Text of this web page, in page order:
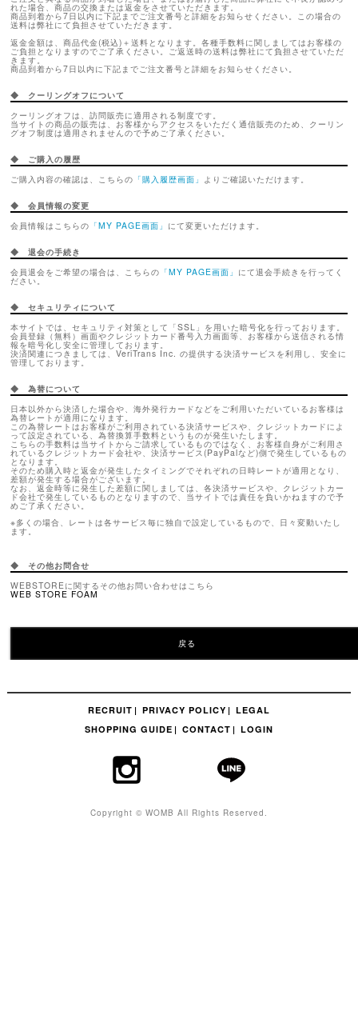
れた場合、商品の交換または返金をさせていただきます。
商品到着から7日以内に下記までご注文番号と詳細をお知らせください。この場合の
送料は弊社にて負担させていただきます。
返金金額は、商品代金(税込)＋送料となります。各種手数料に関しましてはお客様の
ご負担となりますのでご了承ください。ご返送時の送料は弊社にて負担させていただ
きます。
商品到着から7日以内に下記までご注文番号と詳細をお知らせください。
◆ クーリングオフについて
クーリングオフは、訪問販売に適用される制度です。
当サイトの商品の販売は、お客様からアクセスをいただく通信販売のため、クーリン
グオフ制度は適用されませんので予めご了承ください。
◆ ご購入の履歴
ご購入内容の確認は、こちらの 「購入履歴画面」 よりご確認いただけます。
◆ 会員情報の変更
会員情報はこちらの 「MY PAGE画面」 にて変更いただけます。
◆ 退会の手続き
会員退会をご希望の場合は、こちらの 「MY PAGE画面」 にて退会手続きを行ってく
ださい。
◆ セキュリティについて
本サイトでは、セキュリティ対策として「SSL」を用いた暗号化を行っております。
会員登録（無料）画面やクレジットカード番号入力画面等、お客様から送信される情
報を暗号化し安全に管理しております。
決済関連につきましては、VeriTrans Inc. の提供する決済サービスを利用し、安全に
管理しております。
◆ 為替について
日本以外から決済した場合や、海外発行カードなどをご利用いただいているお客様は
為替レートが適用になります。
この為替レートはお客様がご利用されている決済サービスや、クレジットカードによ
って設定されている、為替換算手数料というものが発生いたします。
こちらの手数料は当サイトからご請求しているものではなく、お客様自身がご利用さ
れているクレジットカード会社や、決済サービス(PayPalなど)側で発生しているもの
となります。
そのため購入時と返金が発生したタイミングでそれぞれの日時レートが適用となり、
差額が発生する場合がございます。
なお、返金時等に発生した差額に関しましては、各決済サービスや、クレジットカー
ド会社で発生しているものとなりますので、当サイトでは責任を負いかねますので予
めご了承ください。
※多くの場合、レートは各サービス毎に独自で設定しているもので、日々変動いたし
ます。
◆ その他お問合せ
WEBSTOREに関するその他お問い合わせはこちら
WEB STORE FOAM
戻る
RECRUIT PRIVACY POLICY
LEGAL
SHOPPING GUIDE
CONTACT LOGIN
Copyright © WOMB All Rights Reserved.